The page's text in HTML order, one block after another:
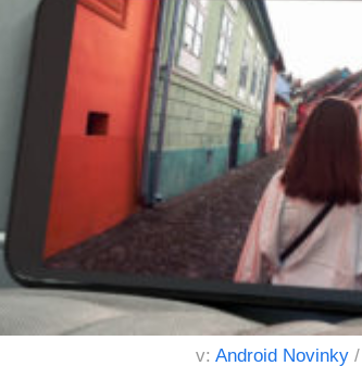
v:Android Novinky